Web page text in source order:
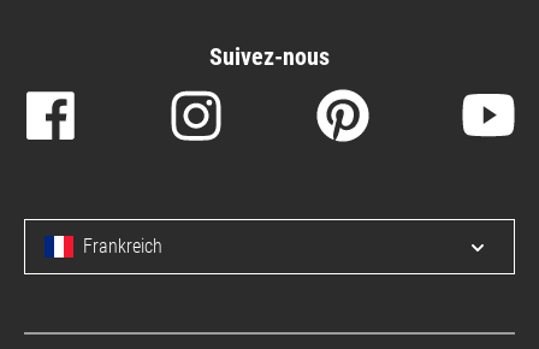
Suivez-nous
Frankreich